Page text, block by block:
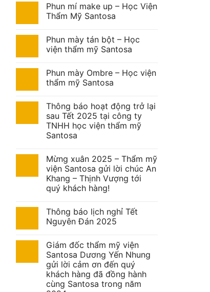
Phun mí make up – Học Viện
Thẩm Mỹ Santosa
Phun mày tán bột – Học
viện thẩm mỹ Santosa
Phun mày Ombre – Học viện
thẩm mỹ Santosa
Thông báo hoạt động trở lại
sau Tết 2025 tại công ty
TNHH học viện thẩm mỹ
Santosa
Mừng xuân 2025 – Thẩm mỹ
viện Santosa gửi lời chúc An
Khang – Thịnh Vượng tới
quý khách hàng!
Thông báo lịch nghỉ Tết
Nguyên Đán 2025
Giám đốc thẩm mỹ viện
Santosa Dương Yến Nhung
gửi lời cảm ơn đến quý
khách hàng đã đồng hành
cùng Santosa trong năm